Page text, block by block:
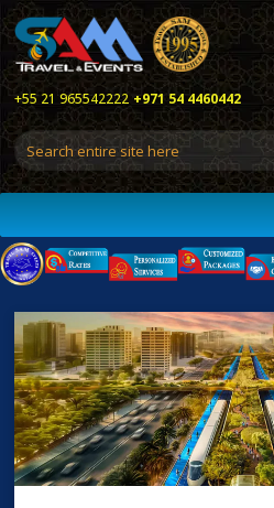
+55 21 965542222 +971 54 4460442